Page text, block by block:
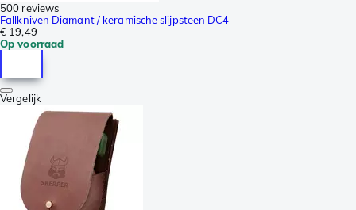
500 reviews
Fallkniven Diamant / keramische slijpsteen DC4
€ 19,49
Op voorraad
Vergelijk